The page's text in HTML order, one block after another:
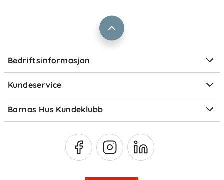
Bedriftsinformasjon
Størrelsesguider
Kundeservice
Ofte stilte spørsmål
Om Klarna
Barnas Hus Kundeklubb
Medlemsvilkår